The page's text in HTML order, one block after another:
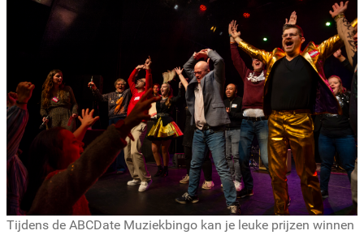
Tijdens de ABCDate Muziekbingo kan je leuke prijzen winnen